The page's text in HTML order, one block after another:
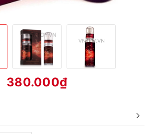
380.000₫